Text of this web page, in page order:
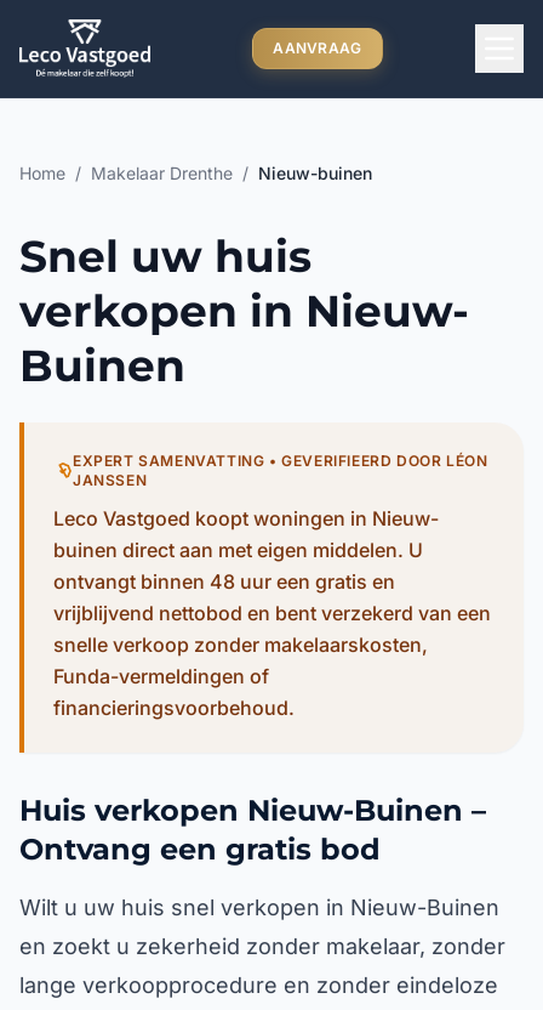
Ga direct naar inhoud
AANVRAAG
Home / Makelaar Drenthe / Nieuw-buinen
Snel uw huis
verkopen in Nieuw-
Buinen
EXPERT SAMENVATTING • GEVERIFIEERD DOOR LÉON
JANSSEN
Leco Vastgoed koopt woningen in Nieuw-
buinen direct aan met eigen middelen. U
ontvangt binnen 48 uur een gratis en
vrijblijvend nettobod en bent verzekerd van een
snelle verkoop zonder makelaarskosten,
Funda-vermeldingen of
financieringsvoorbehoud.
Huis verkopen Nieuw-Buinen –
Ontvang een gratis bod
Wilt u uw huis snel verkopen in Nieuw-Buinen
en zoekt u zekerheid zonder makelaar, zonder
lange verkoopprocedure en zonder eindeloze